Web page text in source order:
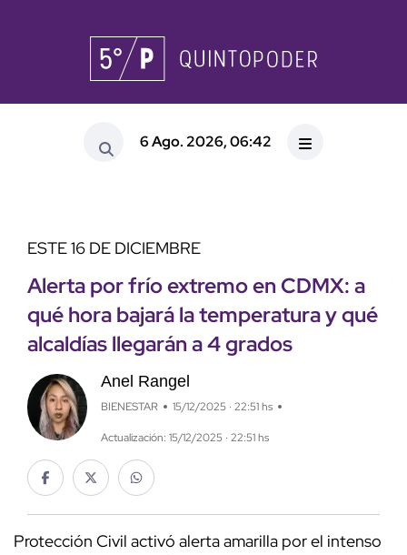
6 Ago. 2026, 06:42
ESTE 16 DE DICIEMBRE
Alerta por frío extremo en CDMX: a
qué hora bajará la temperatura y qué
alcaldías llegarán a 4 grados
Anel Rangel
BIENESTAR 15/12/2025 · 22:51 hs
Actualización: 15/12/2025 · 22:51 hs
Protección Civil activó alerta amarilla por el intenso